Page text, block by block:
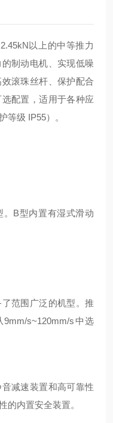
以上的中等推力
制动电机、实现低噪
滚珠丝杆、保护配合
配置，适用于各种应
等级 IP55）。
B型内置有湿式滑动
范围广泛的机型。推
s~120mm/s中选
减速装置和高可靠性
的内置安全装置。